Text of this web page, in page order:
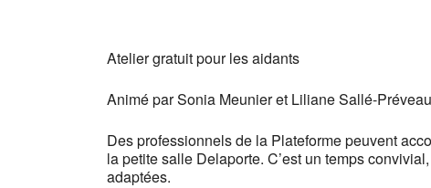
Atelier gratuit pour les aidants
Animé par Sonia Meunier et Liliane Sallé-
Des professionnels de la Plateforme peuvent
la petite salle Delaporte. C’est un temps
adaptées.